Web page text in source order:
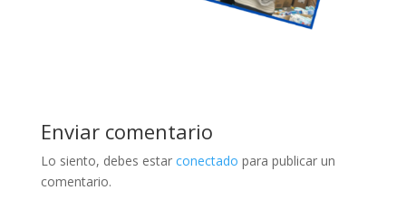
Enviar comentario
Lo siento, debes estar conectado para publicar un
comentario.